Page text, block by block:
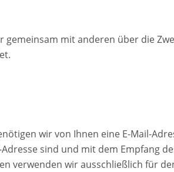
mit anderen über die
wir von Ihnen eine E-Mail-
sind und mit dem Empfang
verwenden wir ausschließlich für